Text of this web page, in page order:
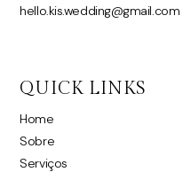
hello.kis.wedding@gmail.com
QUICK LINKS
Home
Sobre
Serviços